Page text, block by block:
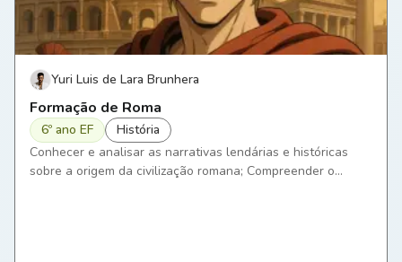
Yuri Luis de Lara Brunhera
Formação de Roma
6º ano EF
História
Conhecer e analisar as narrativas lendárias e históricas
sobre a origem da civilização romana; Compreender o